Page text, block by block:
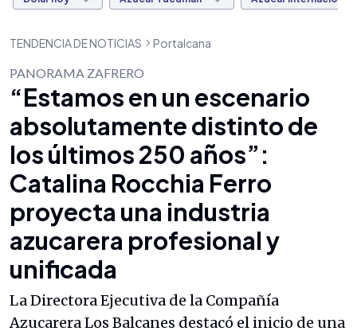
TENDENCIA DE NOTICIAS Portalcana
PANORAMA ZAFRERO
“Estamos en un escenario
absolutamente distinto de
los últimos 250 años”:
Catalina Rocchia Ferro
proyecta una industria
azucarera profesional y
unificada
La Directora Ejecutiva de la Compañía
Azucarera Los Balcanes destacó el inicio de una